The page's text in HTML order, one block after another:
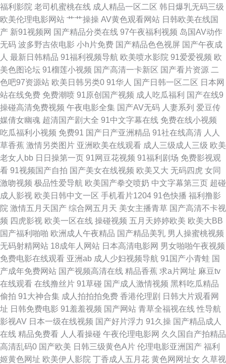
永久入口 国产麻豆9 a片另类首页 三级经典高清在线 日本女色色视频 欧美无
砖砖区 日韩伊人色 18福利视频导航 啊v视频 亚洲人成小说网 青青色色在线
国产 91尤物在线探花 伦理资源站av 五月天午夜福利 伊人成人自拍 天堂激情
亚洲春色小说网 91精液国产视频 欧美卡不卡 亚洲色窝窝 操逼电影导航免费
男人资源网 亚洲av色综合 三级片手机版国产 含羞草免费91 久久神马 国产精
品自第 欧美美女性爱网站 欧美特黄AAA 亚洲se图28P 影音先锋丝袜美腿 香
蕉影院午夜 国产豆花AV区 午夜男人精品福利 精品探花 91豆花解析 精国产
精国产久久 韩国美女AV导航 亚洲第一夜 青娱乐性爱网 欧美久草 国产视频欧
美 97超碰96超碰 欧洲AV网站 www性性 无码人妻五五 超碰97自慰 成人超碰
碰在线 中文字幕黄色毛片 人人干91 国产成人αⅴ 99精品在这里 日韩操操操
超碰人妻97 91啦中文在线伦 www91女 亚洲3级电影网 99re欧美精品 日韩
精品影片 日本欧美色图 伊人俺去射 国产精品第36页 欧美色图20p 国产精品
36页 日本不卡视频 福利视频在线播放 美女爆操 久草成人 黄色亚洲网站 色
香蕉伊人 成人午夜AV福利 自慰黄色在线看 九一视频免费观看 婷婷偷拍 天天
福利影院 老司机蜜桃在线 成人精品一区二区 韩日爆乳无码三级
欧美伦理电影网站 艹艹操操 AV黄色观看网站 日韩欧美在线国
产 新91视频网 国产精品分类在线 97午夜福利视频 岛国AV动作
无码 波多野吉依电影 小h片免费 国产精品色色视屏 国产午夜成
人 最新日韩精品 91福利视频导航 欧美喷水影院 91爱爱视频 欧
美色图论坛 91榴莲小视频 国产高清一卡新区 国产看片资源 二
色吧97资源站 欧美日韩另类0 91华人 国产日韩一区二区 日本网
站在线免费 免费潮喷 91原创国产视频 成人吃瓜福利 国产在线9
操碰高清免费视频 午夜电影全集 国产AV无码 人妻系列 爱豆传
媒倩女幽魂 超清国产剧大全 91中文字幕在线 免费在线小视频
吃瓜福利小视频 免费91 国产日产亚洲精品 91社在线高清 人人
草香蕉 激情另类图片 亚洲欧美在线观看 成人三级成人三级 欧美
老女人bb 日日操第一页 91网豆花视频 91福利剧场 免费影视观
看 91视频国产自拍 国产美女在线视频 欧美又大 无码四虎 女同
激吻视频 极品性爱导航 欧美国产拳交喷奶 中文字幕第三页 超碰
成人影视 欧美日韩中文一区 手机看片1204 91色快播 福利撸影
院 激情五月天国产 综合网五月天 美女主播青草 国产高清不卡视
频 四虎影视 欧美一区在线 操碰视频 五月天婷婷欧美 欧美大BB
国产福利啪啪 欧洲成人午夜精品 国产精品美乳 男人操蜜桃视频
无码射精网站 18成年人网站 日本高清电影网 男女啪啪午夜视频
免费电影在线观看 亚洲ab 成人少妇视频导航 91国产小青蛙 国
产成年免费网站 国产视频高清在线 精品香蕉 求a片网址 麻豆tv
在线观看 在线撸丝片 91草碰 国产成人激情视频 黑料吃瓜精品
偷拍 91大神合集 成人拍拍拍免费 香港伦理剧 日韩大片观看网
址 日韩免费电影 91羞羞视频 国产网站 青草全福视在线 性导航
影视AV 日本一级在线视频 国产好片浮力 91久操 国产精品成人
在线 精品免费看 人人看操碰 午夜伦理电影网 久久国自产拍精品
高清乱码0 国产欧美 日韩三级黄色A片 伦理电影亚洲国产 福利
姬黄色网址 欧美伊人影院 丁香成人五月花 黄色网网址女 久草视